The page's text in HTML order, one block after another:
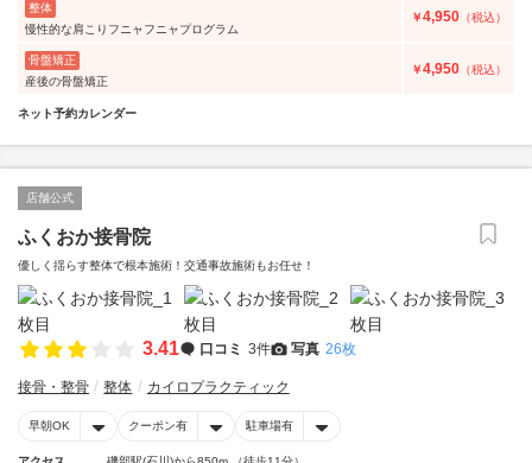
整体
慢性的な肩こりフニャフニャプログラム
￥4,950 （税込）
骨盤矯正
産後の骨盤矯正
￥4,950 （税込）
ネット予約カレンダー
店舗公式
ふくおか接骨院
優しく揺らす整体で根本施術！交通事故施術もお任せ！
3.41 口コミ 3件 写真 26枚
接骨・整骨 整体 カイロプラクティック
早朝OK クーポン有 駐車場有